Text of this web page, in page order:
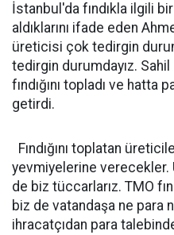
İstanbul'da fındıkla ilgili
aldıklarını ifade eden
üreticisi çok tedirgin
tedirgin durumdayız.
fındığını topladı ve
getirdi.
Fındığını toplatan
yevmiyelerine
de biz tüccarlarız. TMO
biz de vatandaşa ne para
ihracatçıdan para